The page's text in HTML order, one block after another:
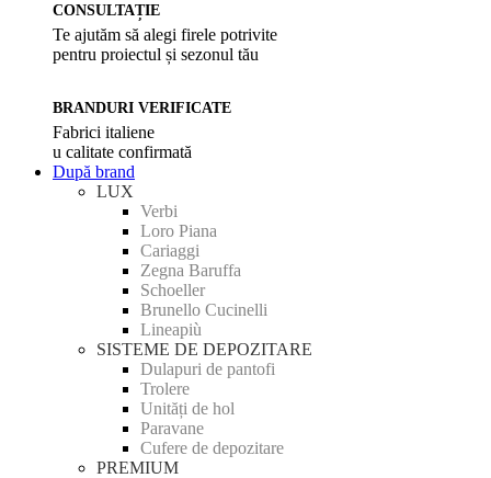
CONSULTAȚIE
Te ajutăm să alegi firele potrivite
pentru proiectul și sezonul tău
BRANDURI VERIFICATE
Fabrici italiene
u calitate confirmată
După brand
LUX
Verbi
Loro Piana
Cariaggi
Zegna Baruffa
Schoeller
Brunello Cucinelli
Lineapiù
SISTEME DE DEPOZITARE
Dulapuri de pantofi
Trolere
Unități de hol
Paravane
Cufere de depozitare
PREMIUM